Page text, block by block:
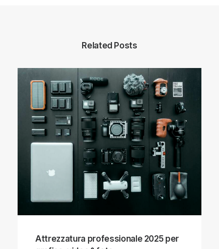
Related Posts
Attrezzatura professionale 2025 per